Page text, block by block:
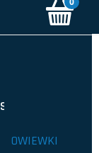
SZYB BOCZNYCH
OWIEWKI